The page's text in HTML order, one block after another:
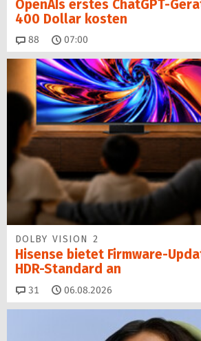
OpenAIs erstes ChatGPT-
400 Dollar kosten
88 Kommentare
07:00
DOLBY VISION 2
Hisense bietet Firmware-
HDR-Standard an
31 Kommentare
06.08.2026